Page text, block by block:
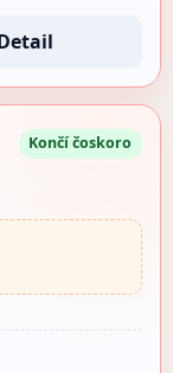
Končí čoskoro